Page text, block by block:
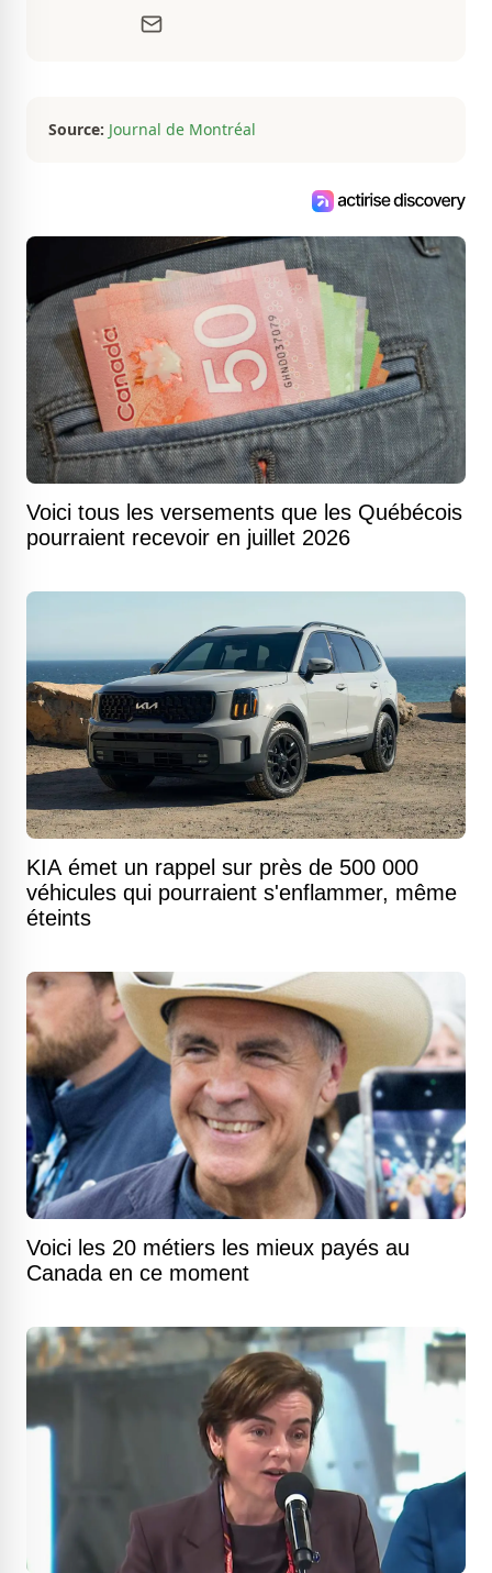
actualités. Autant intéressé par les
Source: Journal de Montréal
Voici tous les versements que les Québécois
pourraient recevoir en juillet 2026
KIA émet un rappel sur près de 500 000
véhicules qui pourraient s'enflammer, même
éteints
Voici les 20 métiers les mieux payés au
Canada en ce moment